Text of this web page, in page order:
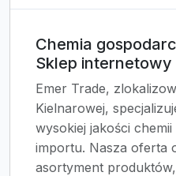
Chemia
Sklep internetowy
Emer Trade,
Kielnarowej,
wysokiej jakości
importu. Nasza oferta
asortyment